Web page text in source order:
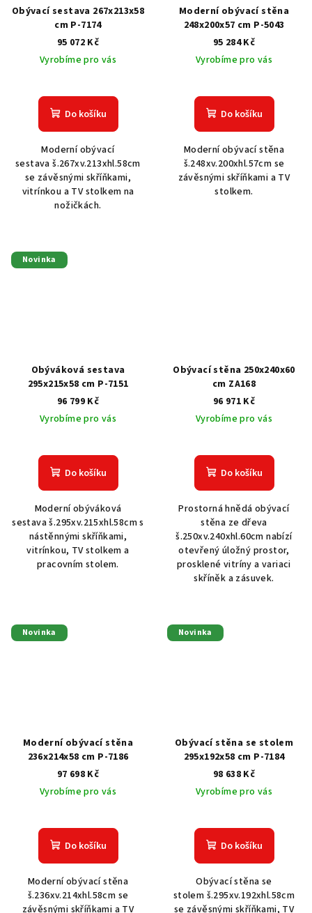
Obývací sestava 267x213x58
cm P-7174
95 072 Kč
Vyrobíme pro vás
Do košíku
Moderní obývací
sestava š.267xv.213xhl.58cm
se závěsnými skříňkami,
vitrínkou a TV stolkem na
nožičkách.
Moderní obývací stěna
248x200x57 cm P-5043
95 284 Kč
Vyrobíme pro vás
Do košíku
Moderní obývací stěna
š.248xv.200xhl.57cm se
závěsnými skříňkami a TV
stolkem.
Novinka
Obýváková sestava
295x215x58 cm P-7151
96 799 Kč
Vyrobíme pro vás
Do košíku
Moderní obýváková
sestava š.295xv.215xhl.58cm s
nástěnnými skříňkami,
vitrínkou, TV stolkem a
pracovním stolem.
Obývací stěna 250x240x60
cm ZA168
96 971 Kč
Vyrobíme pro vás
Do košíku
Prostorná hnědá obývací
stěna ze dřeva
š.250xv.240xhl.60cm nabízí
otevřený úložný prostor,
prosklené vitríny a variaci
skříněk a zásuvek.
Novinka
Moderní obývací stěna
236x214x58 cm P-7186
97 698 Kč
Vyrobíme pro vás
Do košíku
Moderní obývací stěna
š.236xv.214xhl.58cm se
závěsnými skříňkami a TV
Novinka
Obývací stěna se stolem
295x192x58 cm P-7184
98 638 Kč
Vyrobíme pro vás
Do košíku
Obývací stěna se
stolem š.295xv.192xhl.58cm
se závěsnými skříňkami, TV